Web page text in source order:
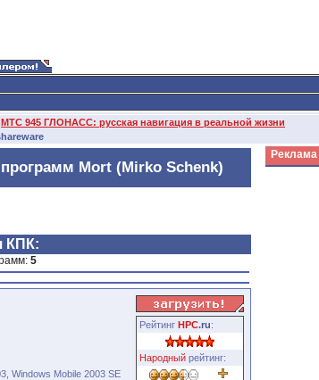
МТС 945 ГЛОНАСС: русская навигация в реальной жизни
Mort (Mirko Schenk)
КПК:
5
Рейтинг HPC.ru:
Народный рейтинг:
Windows Mobile 2003 SE
Реклама